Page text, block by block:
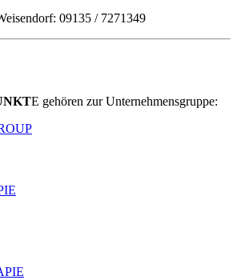
09135 / 7271349
E gehören zur Unternehmensgruppe: